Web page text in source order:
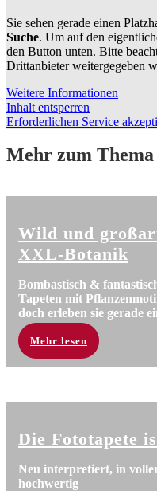
Sie sehen gerade einen
Suche. Um auf den
den Button unten. Bitte
Drittanbieter weitergegeben
Weitere Informationen
Inhalt entsperren
Erforderlichen Service
Mehr zum
Wild und
XXL-Botanik
Bombastisch &
Tapeten mit
doch erleben sie gerade
Mehr lesen
Die Fototapete
Neu interpretiert, in
hochwertig